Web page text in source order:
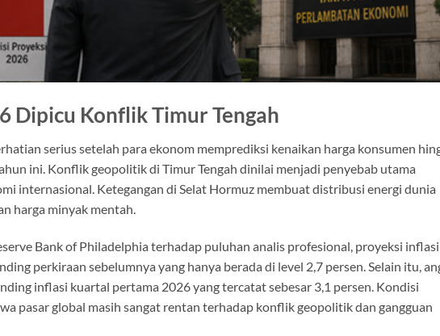
Dipicu Konflik Timur Tengah
serius setelah para ekonom memprediksi kenaikan harga konsumen
ini. Konflik geopolitik di Timur Tengah dinilai menjadi penyebab utama
internasional. Ketegangan di Selat Hormuz membuat distribusi energi dunia
harga minyak mentah.
Bank of Philadelphia terhadap puluhan analis profesional, proyeksi inflasi
perkiraan sebelumnya yang hanya berada di level 2,7 persen. Selain itu,
inflasi kuartal pertama 2026 yang tercatat sebesar 3,1 persen. Kondisi
pasar global masih sangat rentan terhadap konflik geopolitik dan gangguan